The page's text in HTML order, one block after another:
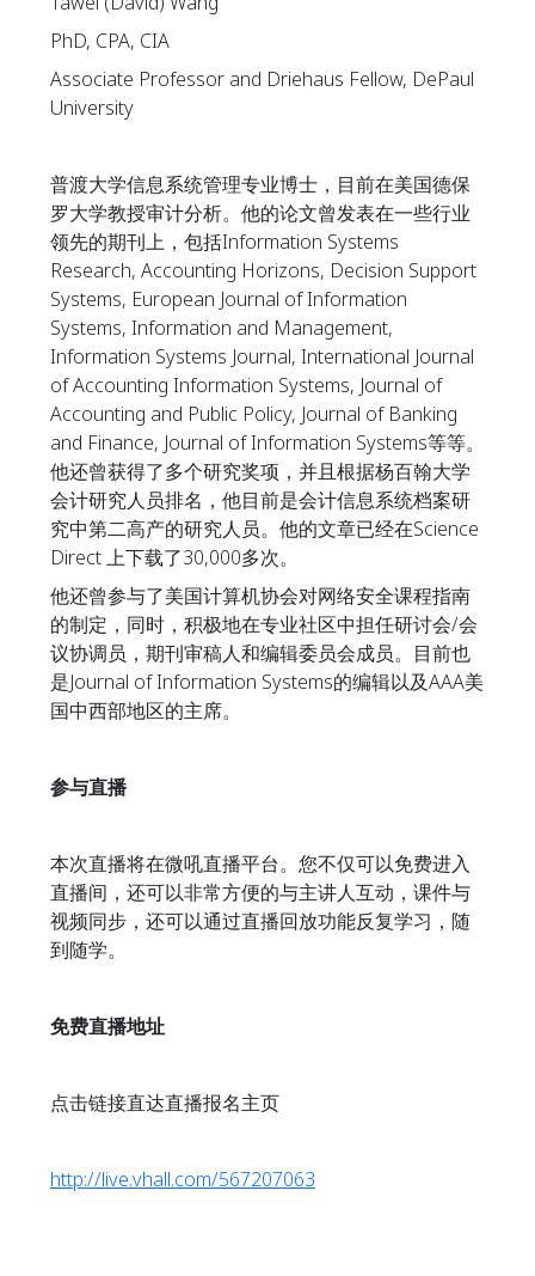
PhD, CPA, CIA
Associate Professor and Driehaus Fellow, DePaul
University
普渡大学信息系统管理专业博士，目前在美国德保
罗大学教授审计分析。他的论文曾发表在一些行业
领先的期刊上，包括Information Systems
Research, Accounting Horizons, Decision Support
Systems, European Journal of Information
Systems, Information and Management,
Information Systems Journal, International Journal
of Accounting Information Systems, Journal of
Accounting and Public Policy, Journal of Banking
and Finance, Journal of Information Systems等等。
他还曾获得了多个研究奖项，并且根据杨百翰大学
会计研究人员排名，他目前是会计信息系统档案研
究中第二高产的研究人员。他的文章已经在Science
Direct 上下载了30,000多次。
他还曾参与了美国计算机协会对网络安全课程指南
的制定，同时，积极地在专业社区中担任研讨会/会
议协调员，期刊审稿人和编辑委员会成员。目前也
是Journal of Information Systems的编辑以及AAA美
国中西部地区的主席。
参与直播
本次直播将在微吼直播平台。您不仅可以免费进入
直播间，还可以非常方便的与主讲人互动，课件与
视频同步，还可以通过直播回放功能反复学习，随
到随学。
免费直播地址
点击链接直达直播报名主页
http://live.vhall.com/567207063